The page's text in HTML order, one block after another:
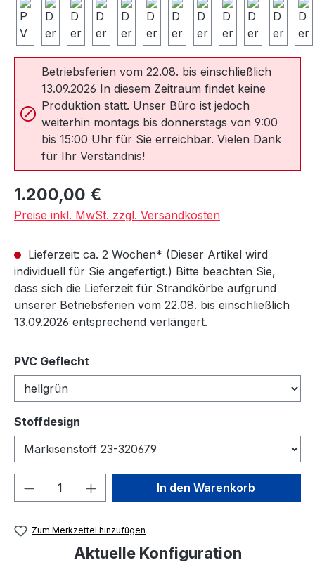
Betriebsferien vom 22.08. bis einschließlich
13.09.2026 In diesem Zeitraum findet keine
Produktion statt. Unser Büro ist jedoch
weiterhin montags bis donnerstags von 9:00
bis 15:00 Uhr für Sie erreichbar. Vielen Dank
für Ihr Verständnis!
Regulärer Preis:
1.200,00 €
Preise inkl. MwSt. zzgl. Versandkosten
Lieferzeit: ca. 2 Wochen* (Dieser Artikel wird
individuell für Sie angefertigt.) Bitte beachten Sie,
dass sich die Lieferzeit für Strandkörbe aufgrund
unserer Betriebsferien vom 22.08. bis einschließlich
13.09.2026 entsprechend verlängert.
PVC Geflecht
Stoffdesign
Produkt Anzahl: Gib denIn den Warenkorb
Zum Merkzettel hinzufügen
Aktuelle Konfiguration